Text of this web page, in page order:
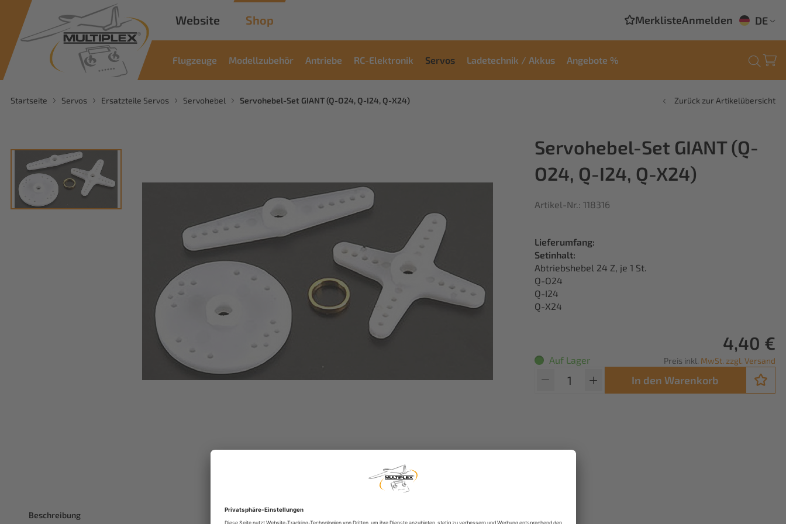
Website Shop MerklisteAnmelden DE
Flugzeuge Modellzubehör Antriebe RC-Elektronik Servos Ladetechnik / Akkus Angebote %
Startseite Servos Ersatzteile Servos Servohebel Servohebel-Set GIANT (Q-O24, Q-I24, Q-X24) Zurück zur Artikelübersicht
Servohebel-Set GIANT (Q-
O24, Q-I24, Q-X24)
Artikel-Nr.: 118316
Lieferumfang:
Setinhalt:
Abtriebshebel 24 Z, je 1 St.
Q-O24
Q-I24
Q-X24
4,40 €
Preis inkl. MwSt. zzgl. Versand
Auf Lager
In den Warenkorb
Beschreibung